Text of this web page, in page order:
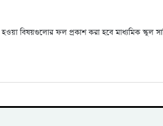
বিষয়গুলোর ফল প্রকাশ করা হবে মাধ্যমিক স্কুল